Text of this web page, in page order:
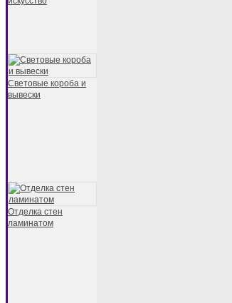
Световые короба и
вывески
Отделка стен
ламинатом